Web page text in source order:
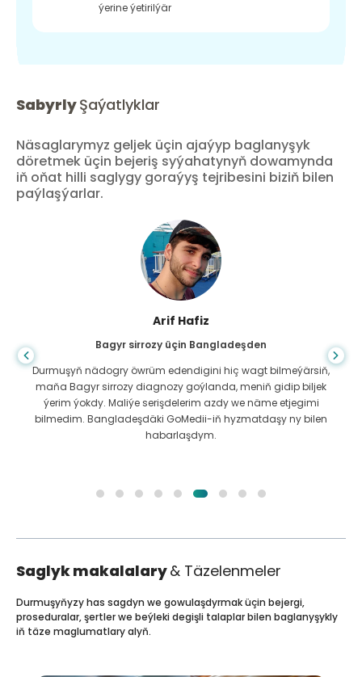
ýerine ýetirilýär
SabyrlyŞaýatlyklar
Näsaglarymyz geljek üçin ajaýyp baglanyşyk
döretmek üçin bejeriş syýahatynyň dowamynda
iň oňat hilli saglygy goraýyş tejribesini biziň bilen
paýlaşýarlar.
Arif Hafiz
Bagyr sirrozy üçin Bangladeşden
Durmuşyň nädogry öwrüm edendigini hiç wagt bilmeýärsiň,
maňa Bagyr sirrozy diagnozy goýlanda, meniň gidip biljek
ýerim ýokdy. Maliýe serişdelerim azdy we näme etjegimi
bilmedim. Bangladeşdäki GoMedii-iň hyzmatdaşy ny bilen
habarlaşdym.
Saglyk makalalary& Täzelenmeler
Durmuşyňyzy has sagdyn we gowulaşdyrmak üçin bejergi,
proseduralar, şertler we beýleki degişli talaplar bilen baglanyşykly
iň täze maglumatlary alyň.